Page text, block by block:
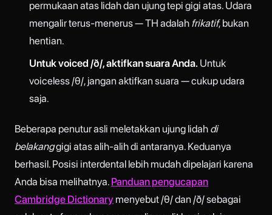
permukaan atas lidah dan ujung tepi gigi atas. Udara
mengalir terus-menerus — TH adalah frikatif, bukan
hentian.
Untuk voiced /ð/, aktifkan suara Anda. Untuk
voiceless /θ/, jangan aktifkan suara — cukup udara
saja.
Beberapa penutur asli meletakkan ujung lidah di
belakanggigi atas alih-alih di antaranya. Keduanya
berhasil. Posisi interdental lebih mudah dipelajari karena
Anda bisa melihatnya. Panduan pengucapan
Cambridge Dictionary menyebut /θ/ dan /ð/ sebagai